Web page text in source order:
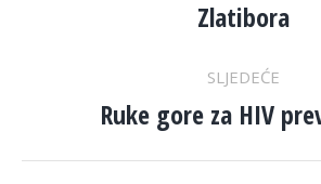
post:
Zlatibora
SLJEDEĆE
Next
Ruke gore za HIV